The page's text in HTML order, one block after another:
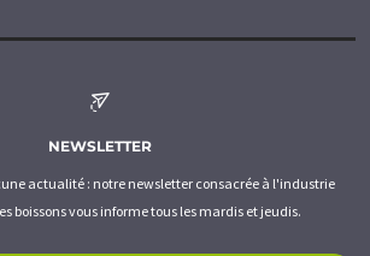
NEWSLETTER
actualité : notre newsletter consacrée à l'industrie
boissons vous informe tous les mardis et jeudis.